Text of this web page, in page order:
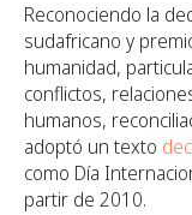
Reconociendo la
sudafricano y
humanidad,
conflictos,
humanos,
adoptó un texto
como Día
partir de 2010.